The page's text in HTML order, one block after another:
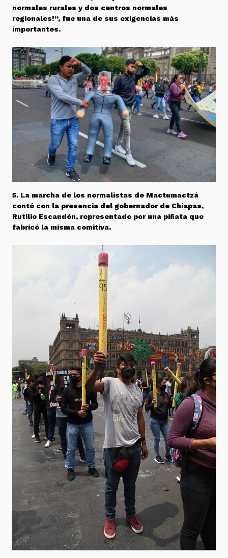
normales rurales y dos centros normales
regionales!”, fue una de sus exigencias más
importantes.
5. La marcha de los normalistas de Mactumactzá
contó con la presencia del gobernador de Chiapas,
Rutilio Escandón, representado por una piñata que
fabricó la misma comitiva.